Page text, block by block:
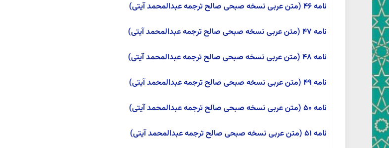
نامه ۴۶ (متن عربی نسخه صبحی صالح ترجمه عبدالمحمد آیتی)
نامه ۴۷ (متن عربی نسخه صبحی صالح ترجمه عبدالمحمد آیتی)
نامه ۴۸ (متن عربی نسخه صبحی صالح ترجمه عبدالمحمد آیتی)
نامه ۴۹ (متن عربی نسخه صبحی صالح ترجمه عبدالمحمد آیتی)
نامه ۵۰ (متن عربی نسخه صبحی صالح ترجمه عبدالمحمد آیتی)
نامه ۵۱ (متن عربی نسخه صبحی صالح ترجمه عبدالمحمد آیتی)